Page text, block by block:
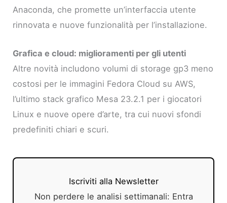
Anaconda, che promette un’interfaccia utente
rinnovata e nuove funzionalità per l’installazione.
Grafica e cloud: miglioramenti per gli utenti
Altre novità includono volumi di storage gp3 meno
costosi per le immagini Fedora Cloud su AWS,
l’ultimo stack grafico Mesa 23.2.1 per i giocatori
Linux e nuove opere d’arte, tra cui nuovi sfondi
predefiniti chiari e scuri.
Iscriviti alla Newsletter
Non perdere le analisi settimanali: Entra